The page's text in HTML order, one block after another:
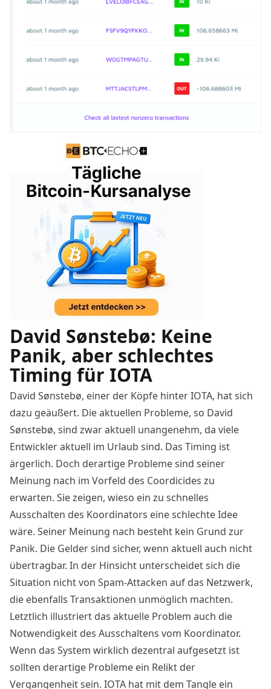
David Sønstebø: Keine
Panik, aber schlechtes
Timing für IOTA
David Sønstebø, einer der Köpfe hinter IOTA, hat sich
dazu geäußert. Die aktuellen Probleme, so David
Sønstebø, sind zwar aktuell unangenehm, da viele
Entwickler aktuell im Urlaub sind. Das Timing ist
ärgerlich. Doch derartige Probleme sind seiner
Meinung nach im Vorfeld des Coordicides zu
erwarten. Sie zeigen, wieso ein zu schnelles
Ausschalten des Koordinators eine schlechte Idee
wäre. Seiner Meinung nach besteht kein Grund zur
Panik. Die Gelder sind sicher, wenn aktuell auch nicht
übertragbar. In der Hinsicht unterscheidet sich die
Situation nicht von Spam-Attacken auf das Netzwerk,
die ebenfalls Transaktionen unmöglich machten.
Letztlich illustriert das aktuelle Problem auch die
Notwendigkeit des Ausschaltens vom Koordinator.
Wenn das System wirklich dezentral aufgesetzt ist
sollten derartige Probleme ein Relikt der
Vergangenheit sein. IOTA hat mit dem Tangle ein